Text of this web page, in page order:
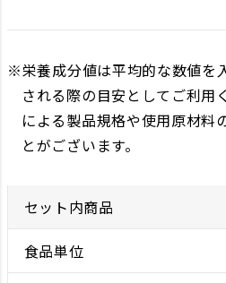
栄養成分値は平均的な数値を
される際の目安としてご利用
による製品規格や使用原材料
とがございます。